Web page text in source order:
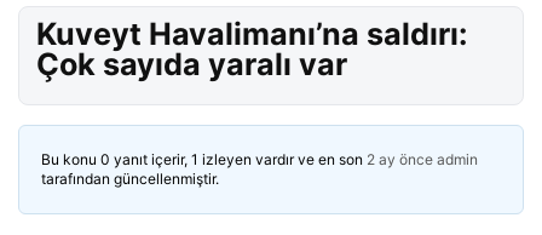
Kuveyt Havalimanı’na saldırı:
Çok sayıda yaralı var
Bu konu 0 yanıt içerir, 1 izleyen vardır ve en son 2 ay önce admin
tarafından güncellenmiştir.